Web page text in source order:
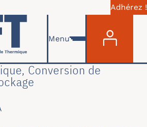
Adhérez !
Menu
Conversion de